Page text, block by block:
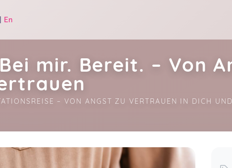
| En
mir. Bereit. – Von
– VON ANGST ZU VERTRAUEN IN DICH UND